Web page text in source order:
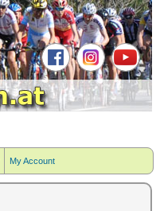
My Account